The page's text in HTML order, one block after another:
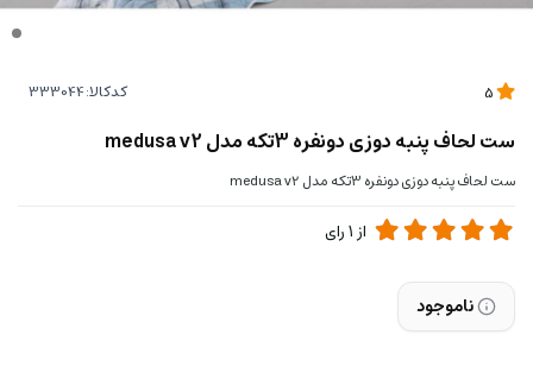
کدکالا:
ست لحاف پنبه دوزی دونفره 3تکه مدل medusa v2
ست لحاف پنبه دوزی دونفره 3تکه مدل medusa v2
از 1رای
ناموجود